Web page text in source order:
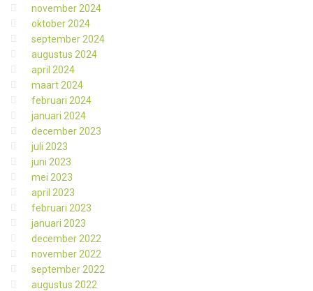
november 2024
oktober 2024
september 2024
augustus 2024
april 2024
maart 2024
februari 2024
januari 2024
december 2023
juli 2023
juni 2023
mei 2023
april 2023
februari 2023
januari 2023
december 2022
november 2022
september 2022
augustus 2022